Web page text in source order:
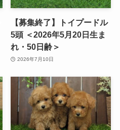
【募集終了】トイプードル
5頭 ＜2026年5月20日生ま
れ・50日齢＞
2026年7月10日